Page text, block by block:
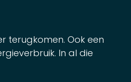
terugkomen. Ook een
In al die